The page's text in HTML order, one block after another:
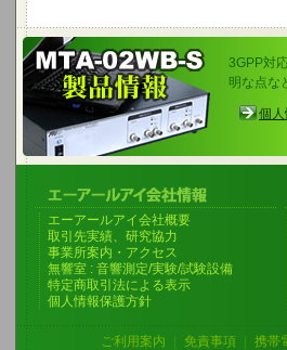
3GPP対
明な点な
個
エーアールアイ会社概要
取引先実績、研究協力
事業所案内・アクセス
無響室 : 音響測定/実験/試験設備
特定商取引法による表示
個人情報保護方針
ご利用案内 免責事項
携帯